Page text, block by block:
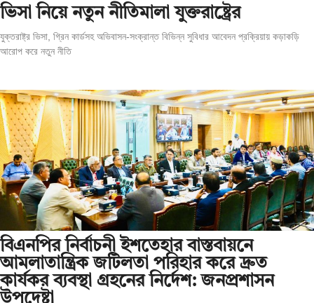
ভিসা নিয়ে নতুন নীতিমালা যুক্তরাষ্ট্রের
যুক্তরাষ্ট্র ভিসা, গ্রিন কার্ডসহ অভিবাসন-সংক্রান্ত বিভিন্ন সুবিধার আবেদন প্রক্রিয়ায় কড়াকড়ি
আরোপ করে নতুন নীতি
বিএনপির নির্বাচনী ইশতেহার বাস্তবায়নে
আমলাতান্ত্রিক জটিলতা পরিহার করে দ্রুত
কার্যকর ব্যবস্থা গ্রহনের নির্দেশ: জনপ্রশাসন
উপদেষ্টা